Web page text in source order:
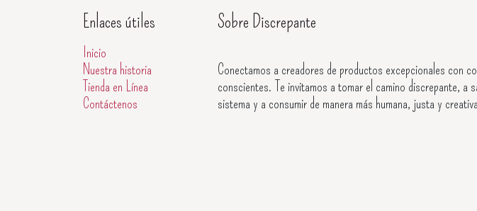
Enlaces útiles
Inicio
Nuestra historia
Tienda en Línea
Contáctenos
Sobre Discrepante
Conectamos a creadores de productos excepcionales con
conscientes. Te invitamos a tomar el camino discrepante, a
sistema y a consumir de manera más humana, justa y